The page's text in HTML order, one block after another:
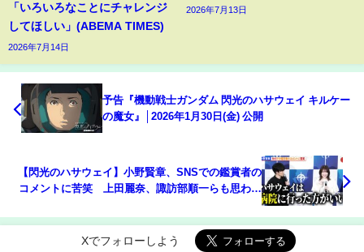
「いろいろなことにチャレンジ
してほしい」(ABEMA TIMES)
2026年7月14日
2026年7月13日
予告『機動戦士ガンダム 閃光のハサウェイ キルケー
の魔女』│2026年1月30日(金) 公開
【閃光のハサウェイ】小野賢章、SNSでの鑑賞者の
コメントに苦笑 上田麗奈、諏訪部順一らも思わず
Xでフォローしよう